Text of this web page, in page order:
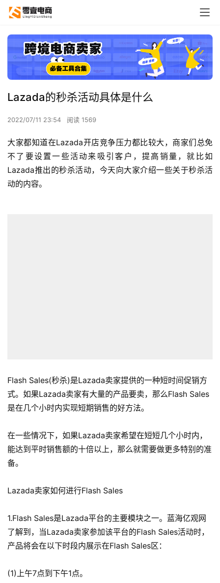
Lazada的秒杀活动具体是什么
2022/07/11 23:54 阅读 1569
大家都知道在Lazada开店竞争压力都比较大，商家们总免
不了要设置一些活动来吸引客户，提高销量，就比如
Lazada推出的秒杀活动，今天向大家介绍一些关于秒杀活
动的内容。
Flash Sales(秒杀)是Lazada卖家提供的一种短时间促销方
式。如果Lazada卖家有大量的产品要卖，那么Flash Sales
是在几个小时内实现短期销售的好方法。
在一些情况下，如果Lazada卖家希望在短短几个小时内，
能达到平时销售额的十倍以上，那么就需要做更多特别的准
备。
Lazada卖家如何进行Flash Sales
1.Flash Sales是Lazada平台的主要模块之一。蓝海亿观网
了解到，当Lazada卖家参加该平台的Flash Sales活动时，
产品将会在以下时段内展示在Flash Sales区：
(1)上午7点到下午1点。